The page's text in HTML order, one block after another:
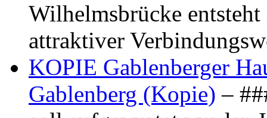
Wilhelmsbrücke
attraktiver
KOPIE Gablenberger
Gablenberg (Kopie) –